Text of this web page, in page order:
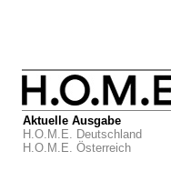
Aktuelle Ausgabe
H.O.M.E. Deutschland
H.O.M.E. Österreich